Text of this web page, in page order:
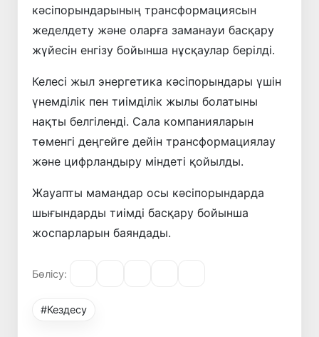
кәсіпорындарының трансформациясын
жеделдету және оларға заманауи басқару
жүйесін енгізу бойынша нұсқаулар берілді.
Келесі жыл энергетика кәсіпорындары үшін
үнемділік пен тиімділік жылы болатыны
нақты белгіленді. Сала компанияларын
төменгі деңгейге дейін трансформациялау
және цифрландыру міндеті қойылды.
Жауапты мамандар осы кәсіпорындарда
шығындарды тиімді басқару бойынша
жоспарларын баяндады.
Бөлісу:
#Кездесу